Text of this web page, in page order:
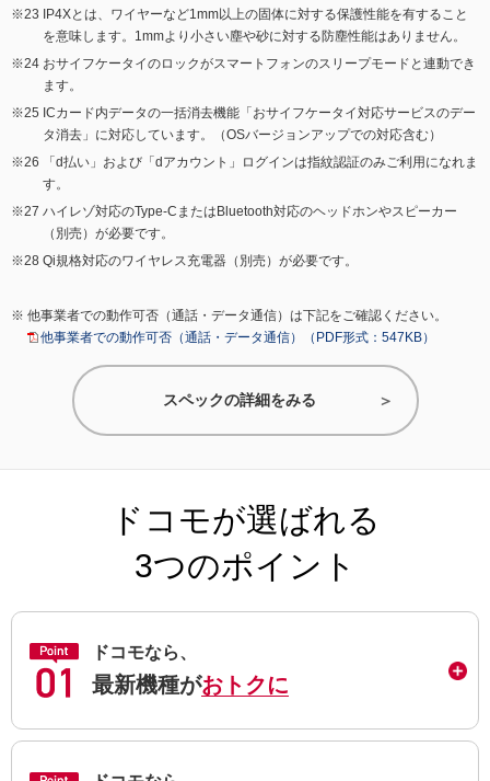
IP4Xとは、ワイヤーなど1mm以上の固体に対する保護性能を有すること
を意味します。1mmより小さい塵や砂に対する防塵性能はありません。
おサイフケータイのロックがスマートフォンのスリープモードと連動でき
ます。
ICカード内データの一括消去機能「おサイフケータイ対応サービスのデー
タ消去」に対応しています。（OSバージョンアップでの対応含む）
「d払い」および「dアカウント」ログインは指紋認証のみご利用になれま
す。
ハイレゾ対応のType-CまたはBluetooth対応のヘッドホンやスピーカー
（別売）が必要です。
Qi規格対応のワイヤレス充電器（別売）が必要です。
他事業者での動作可否（通話・データ通信）は下記をご確認ください。
他事業者での動作可否（通話・データ通信）（PDF形式：547KB）
スペックの詳細をみる
ドコモが選ばれる
3つのポイント
ドコモなら、
最新機種がおトクに